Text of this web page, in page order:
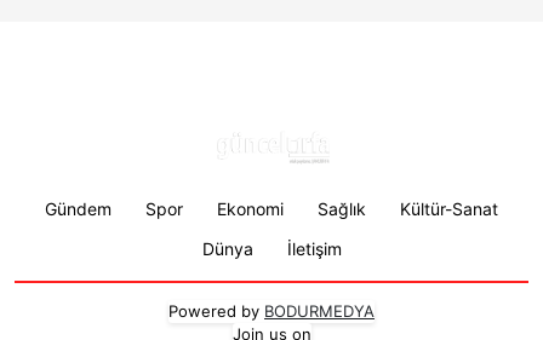
Footer menu
Gündem Spor Ekonomi Sağlık
Kültür-Sanat
Dünya
İletişim
Powered by BODURMEDYA
Join us on